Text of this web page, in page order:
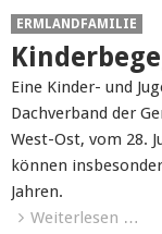
ERMLANDFAMILIE
Eine Kinder- und
Dachverband der
West-Ost, vom 28.
können
Jahren.
Weiterlesen …